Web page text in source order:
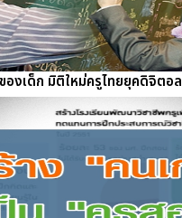
องเด็ก มิติใหม่ครูไทยยุคดิจิตอล